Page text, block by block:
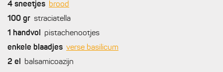
4 sneetjes brood
100 gr straciatella
1 handvol
pistachenootjes
enkele blaadjes verse basilicum
2 el
balsamicoazijn